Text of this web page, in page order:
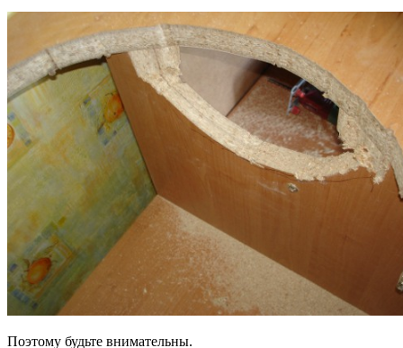
Поэтому будьте внимательны.